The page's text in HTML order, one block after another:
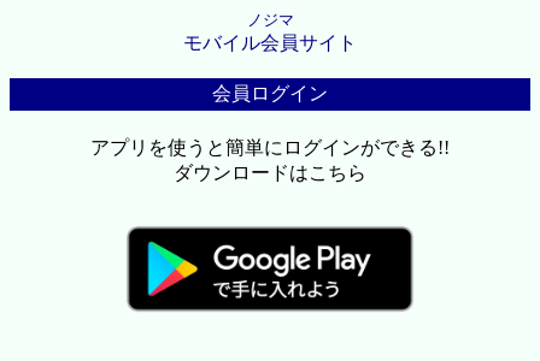
ノジマ
モバイル会員サイト
会員ログイン
アプリを使うと簡単にログインができる!!
ダウンロードはこちら